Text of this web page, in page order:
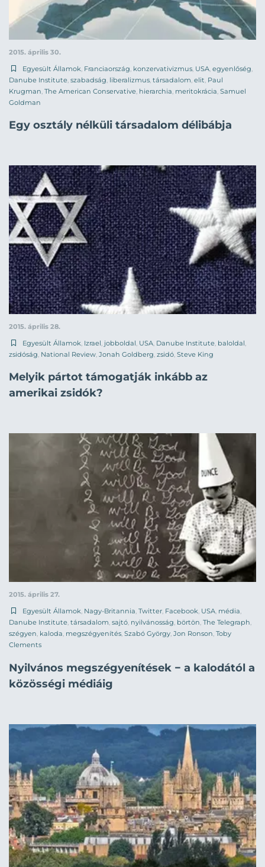
2015. április 30.
Egyesült Államok, Franciaország, konzervativizmus, USA, egyenlőség,
Danube Institute, szabadság, liberalizmus, társadalom, elit, Paul
Krugman, The American Conservative, hierarchia, meritokrácia, Samuel
Goldman
Egy osztály nélküli társadalom délibábja
2015. április 28.
Egyesült Államok, Izrael, jobboldal, USA, Danube Institute, baloldal,
zsidóság, National Review, Jonah Goldberg, zsidó, Steve King
Melyik pártot támogatják inkább az
amerikai zsidók?
2015. április 27.
Egyesült Államok, Nagy-Britannia, Twitter, Facebook, USA, média,
Danube Institute, társadalom, sajtó, nyilvánosság, börtön, The Telegraph,
szégyen, kaloda, megszégyenítés, Szabó György, Jon Ronson, Toby
Clements
Nyilvános megszégyenítések − a kalodától a
közösségi médiáig